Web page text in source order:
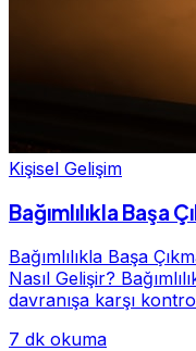
Kişisel Gelişim
Bağımlılıkla Başa
Bağımlılıkla Başa
Nasıl Gelişir?
davranışa karşı
7 dk okuma